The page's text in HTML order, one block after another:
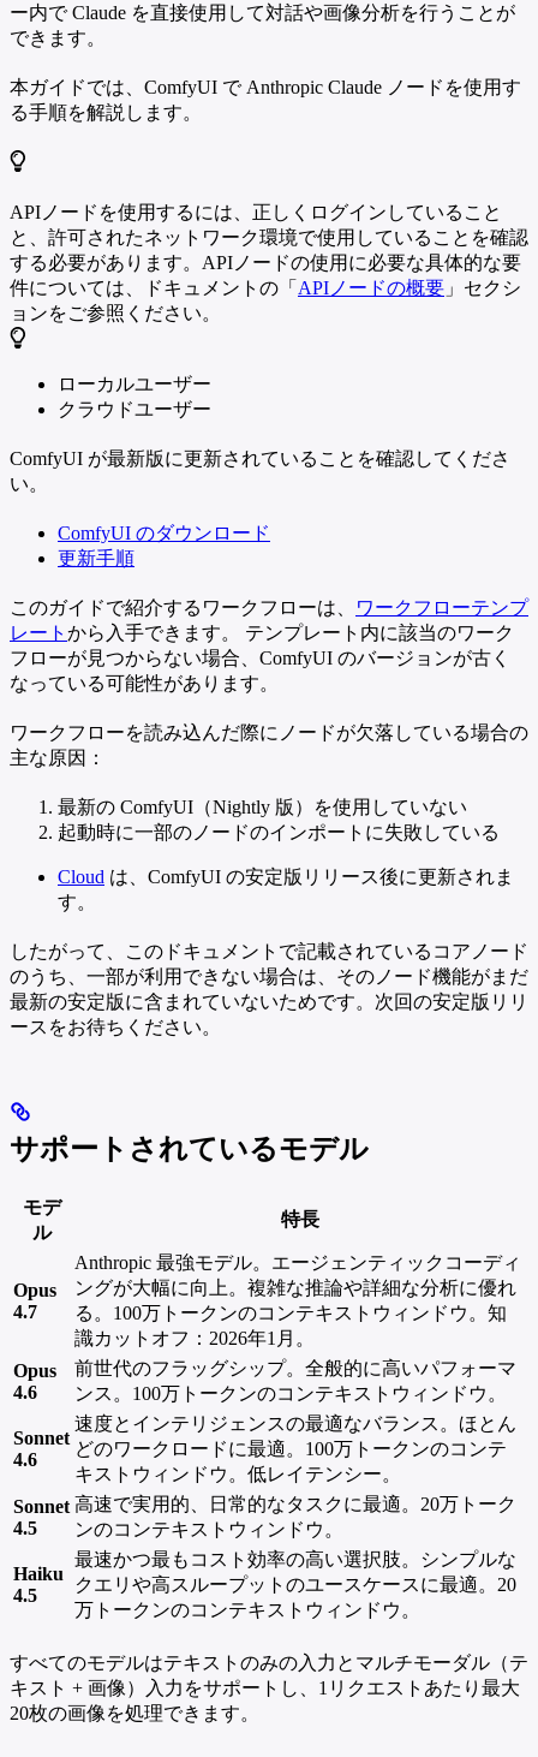
ー内で Claude を直接使用して対話や画像分析を行うことが
できます。
本ガイドでは、ComfyUI で Anthropic Claude ノードを使用す
る手順を解説します。
APIノードを使用するには、正しくログインしていること
と、許可されたネットワーク環境で使用していることを確認
する必要があります。APIノードの使用に必要な具体的な要
件については、ドキュメントの「 APIノードの概要 」セクシ
ョンをご参照ください。
ローカルユーザー
クラウドユーザー
ComfyUI が最新版に更新されていることを確認してくださ
い。
ComfyUI のダウンロード
更新手順
このガイドで紹介するワークフローは、
ワークフローテンプ
レート から入手できます。 テンプレート内に該当のワーク
フローが見つからない場合、ComfyUI のバージョンが古く
なっている可能性があります。
ワークフローを読み込んだ際にノードが欠落している場合の
主な原因：
最新の ComfyUI（Nightly 版）を使用していない
起動時に一部のノードのインポートに失敗している
Cloud は、ComfyUI の安定版リリース後に更新されま
す。
したがって、このドキュメントで記載されているコアノード
のうち、一部が利用できない場合は、そのノード機能がまだ
最新の安定版に含まれていないためです。次回の安定版リリ
ースをお待ちください。
サポートされているモデル
モデ
ル
特長
Opus
4.7
Anthropic 最強モデル。エージェンティックコーディ
ングが大幅に向上。複雑な推論や詳細な分析に優れ
る。100万トークンのコンテキストウィンドウ。知
識カットオフ：2026年1月。
Opus
4.6
前世代のフラッグシップ。全般的に高いパフォーマ
ンス。100万トークンのコンテキストウィンドウ。
Sonnet
4.6
速度とインテリジェンスの最適なバランス。ほとん
どのワークロードに最適。100万トークンのコンテ
キストウィンドウ。低レイテンシー。
Sonnet
4.5
高速で実用的、日常的なタスクに最適。20万トーク
ンのコンテキストウィンドウ。
Haiku
4.5
最速かつ最もコスト効率の高い選択肢。シンプルな
クエリや高スループットのユースケースに最適。20
万トークンのコンテキストウィンドウ。
すべてのモデルはテキストのみの入力とマルチモーダル（テ
キスト + 画像）入力をサポートし、1リクエストあたり最大
20枚の画像を処理できます。